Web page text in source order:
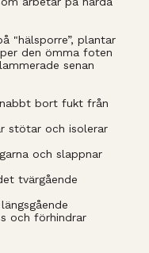
"hälsporre”, plantar
den ömma foten
senan
bort fukt från
stötar och isolerar
och slappnar
tvärgående
och förhindrar